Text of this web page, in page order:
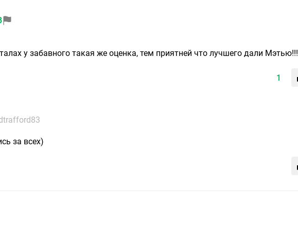
у забавного такая же оценка, тем приятней что лучшего дали Мэтью!!!
1
за всех)